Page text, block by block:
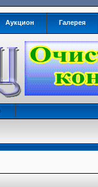
Аукцион Галерея